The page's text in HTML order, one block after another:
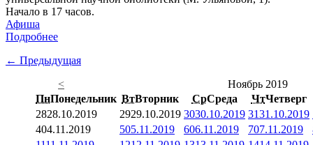
Начало в 17 часов.
Афиша
Подробнее
← Предыдущая
<
Ноябрь 2019
ПнПонедельник ВтВторник СрСреда ЧтЧетверг
2828.10.2019 2929.10.2019 3030.10.2019 3131.10.2019
404.11.2019 505.11.2019 606.11.2019 707.11.2019